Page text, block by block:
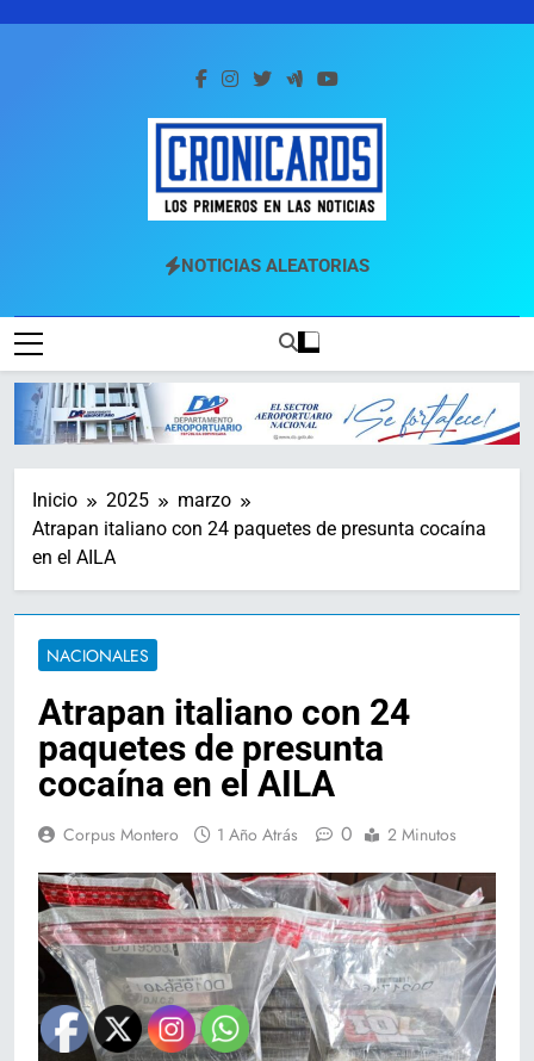
Cronicards
Los Primeros En Las Noticias
NOTICIAS ALEATORIAS
Inicio 2025
marzo
Atrapan italiano con 24 paquetes de presunta cocaína
en el AILA
NACIONALES
Atrapan italiano con 24
paquetes de presunta
cocaína en el AILA
Corpus Montero 1 Año Atrás 0 2 Minutos